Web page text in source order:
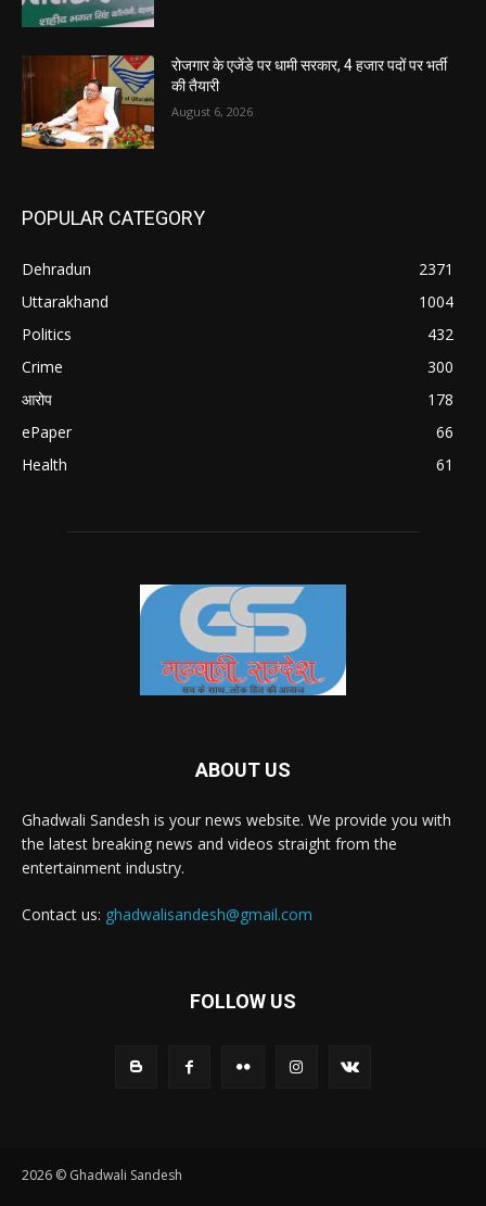
रोजगार के एजेंडे पर धामी सरकार, 4 हजार पदों पर भर्ती
की तैयारी
August 6, 2026
POPULAR CATEGORY
Dehradun
2371
Uttarakhand
1004
Politics
432
Crime
300
आरोप
178
ePaper
66
Health
61
ABOUT US
Ghadwali Sandesh is your news website. We provide you with
the latest breaking news and videos straight from the
entertainment industry.
Contact us: ghadwalisandesh@gmail.com
FOLLOW US
2026 © Ghadwali Sandesh